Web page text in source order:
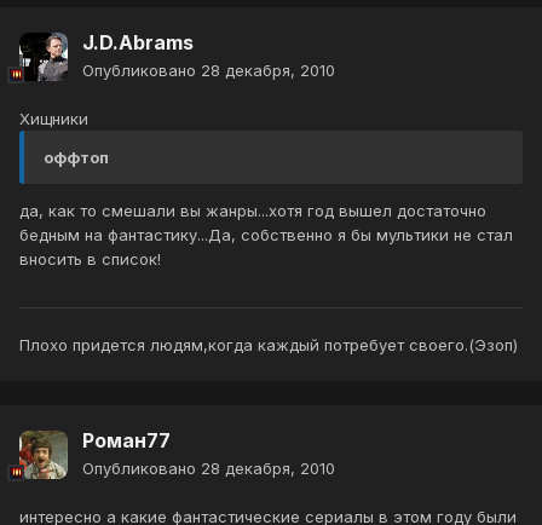
J.D.Abrams
Опубликовано 28 декабря, 2010
Хищники
оффтоп
да, как то смешали вы жанры...хотя год вышел достаточно
бедным на фантастику...Да, собственно я бы мультики не стал
вносить в список!
Плохо придется людям,когда каждый потребует своего.(Эзоп)
Роман77
Опубликовано 28 декабря, 2010
интересно а какие фантастические сериалы в этом году были